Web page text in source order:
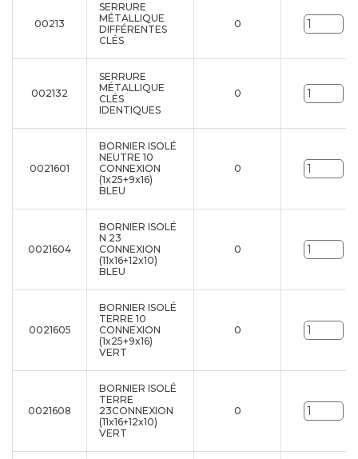
00213
SERRURE
MÉTALLIQUE
DIFFÉRENTES
CLÉS
0
002132
SERRURE
MÉTALLIQUE
CLÉS
IDENTIQUES
0
0021601
BORNIER ISOLÉ
NEUTRE 10
CONNEXION
(1x25+9x16)
BLEU
0
0021604
BORNIER ISOLÉ
N 23
CONNEXION
(11x16+12x10)
BLEU
0
0021605
BORNIER ISOLÉ
TERRE 10
CONNEXION
(1x25+9x16)
VERT
0
0021608
BORNIER ISOLÉ
TERRE
23CONNEXION
(11x16+12x10)
VERT
0